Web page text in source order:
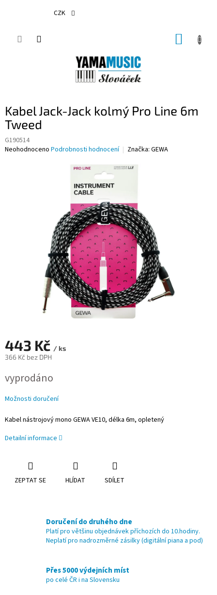
CZK
Kabel Jack-Jack kolmý Pro Line 6m
Tweed
G190514
Průměrné
Neohodnoceno Podrobnosti hodnocení Značka: GEWA
443 Kč / ks
366 Kč bez DPH
cena:
vyprodáno
Možnosti doručení
Kabel nástrojový mono GEWA VE10, délka 6m, opletený
Detailní informace
ZEPTAT SE HLÍDAT SDÍLET
Doručení do druhého dne
Platí pro většinu objednávek příchozích do 10.hodiny.
Neplatí pro nadrozměrné zásilky (digitální piana a pod)
Přes 5000 výdejních míst
po celé ČR i na Slovensku